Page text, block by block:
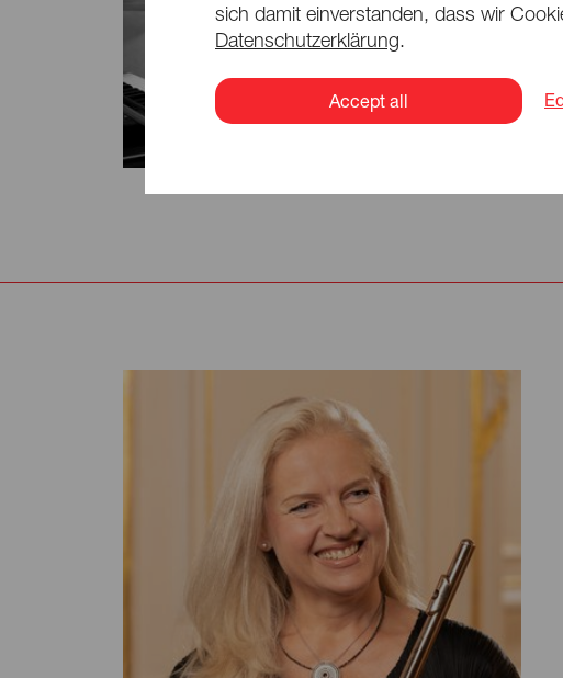
sich damit einverstanden, dass wir
Datenschutzerklärung.
Accept all